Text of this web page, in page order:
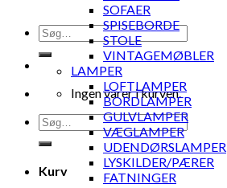
Søg
efter:
Ingen varer i kurven.
Søg
efter:
Kurv
SOFAER
SPISEBORDE
STOLE
VINTAGEMØBLER
LAMPER
LOFTLAMPER
BORDLAMPER
GULVLAMPER
VÆGLAMPER
UDENDØRSLAMPER
LYSKILDER/PÆRER
FATNINGER